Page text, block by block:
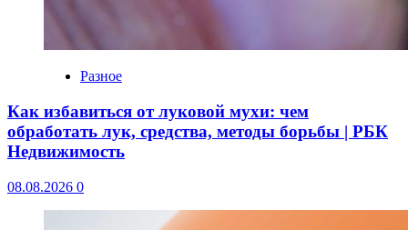
Разное
Как избавиться от луковой мухи: чем
обработать лук, средства, методы борьбы | РБК
Недвижимость
08.08.2026 0